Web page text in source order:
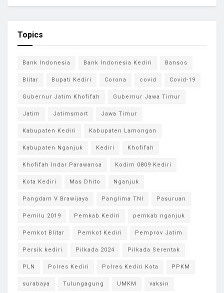
Topics
Bank Indonesia Bank Indonesia Kediri Bansos
Blitar Bupati Kediri Corona covid Covid-19
Gubernur Jatim Khofifah Gubernur Jawa Timur
Jatim Jatimsmart Jawa Timur
Kabupaten Kediri Kabupaten Lamongan
Kabupaten Nganjuk Kediri Khofifah
Khofifah Indar Parawansa Kodim 0809 Kediri
Kota Kediri Mas Dhito Nganjuk
Pangdam V Brawijaya Panglima TNI Pasuruan
Pemilu 2019 Pemkab Kediri pemkab nganjuk
Pemkot Blitar Pemkot Kediri Pemprov Jatim
Persik kediri Pilkada 2024 Pilkada Serentak
PLN Polres Kediri Polres Kediri Kota PPKM
surabaya Tulungagung UMKM vaksin